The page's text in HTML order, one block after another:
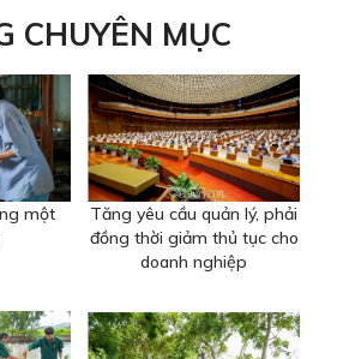
CHUYÊN MỤC
một
Tăng yêu cầu quản lý, phải
đồng thời giảm thủ tục cho
doanh nghiệp